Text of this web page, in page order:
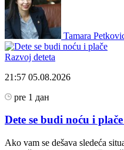
Tamara
Razvoj deteta
21:57 05.08.2026
pre 1 дан
Dete se budi noću i
Ako vam se dešava sledeća